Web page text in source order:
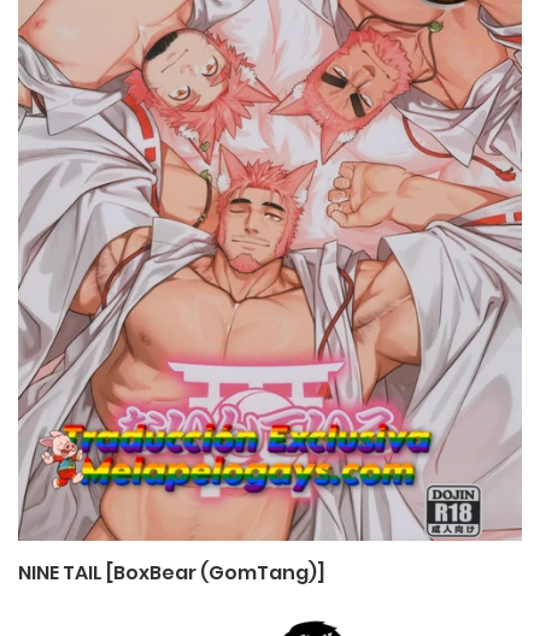
NINE TAIL [BoxBear (GomTang)]